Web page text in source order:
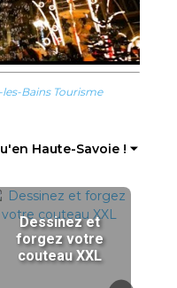
Bains Tourisme
Haute-Savoie ! ⏷
Dessinez et
forgez votre
couteau XXL